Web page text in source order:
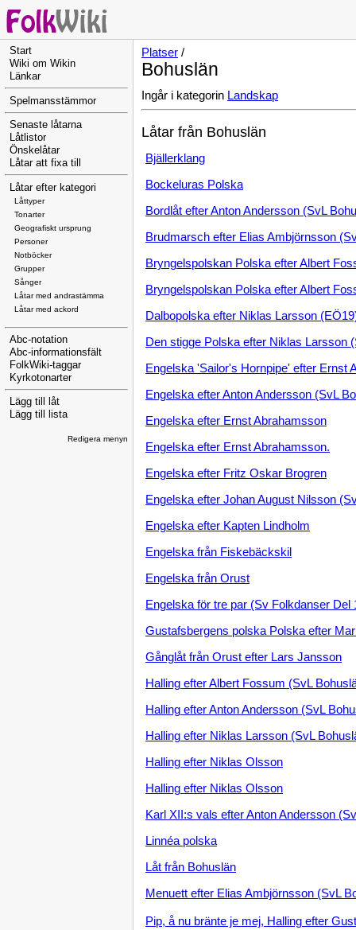
Start
Wiki om Wikin
Länkar
Spelmansstämmor
Senaste låtarna
Låtlistor
Önskelåtar
Låtar att fixa till
Låtar efter kategori
Låttyper
Tonarter
Geografiskt ursprung
Personer
Notböcker
Grupper
Sånger
Låtar med andrastämma
Låtar med ackord
Abc-notation
Abc-informationsfält
FolkWiki-taggar
Kyrkotonarter
Lägg till låt
Lägg till lista
Redigera menyn
Platser /
Bohuslän
Ingår i kategorin Landskap
Låtar från Bohuslän
Bjällerklang
Bockeluras Polska
Bordlåt efter Anton Andersson (SvL
Brudmarsch efter Elias Ambjörnsson
Bryngelspolskan Polska efter Albert
Bryngelspolskan Polska efter Albert
Dalbopolska efter Niklas Larsson
Den stigge Polska efter Niklas Larsson
Engelska 'Sailor's Hornpipe' efter Ernst
Engelska efter Anton Andersson (SvL
Engelska efter Ernst Abrahamsson
Engelska efter Ernst Abrahamsson.
Engelska efter Fritz Oskar Brogren
Engelska efter Johan August Nilsson
Engelska efter Kapten Lindholm
Engelska från Fiskebäckskil
Engelska från Orust
Engelska för tre par (Sv Folkdanser Del
Gustafsbergens polska Polska efter
Gånglåt från Orust efter Lars Jansson
Halling efter Albert Fossum (SvL
Halling efter Anton Andersson (SvL
Halling efter Niklas Larsson (SvL
Halling efter Niklas Olsson
Halling efter Niklas Olsson
Karl XII:s vals efter Anton Andersson
Linnéa polska
Låt från Bohuslän
Menuett efter Elias Ambjörnsson (SvL
Pip, å nu bränte je mej, Halling efter